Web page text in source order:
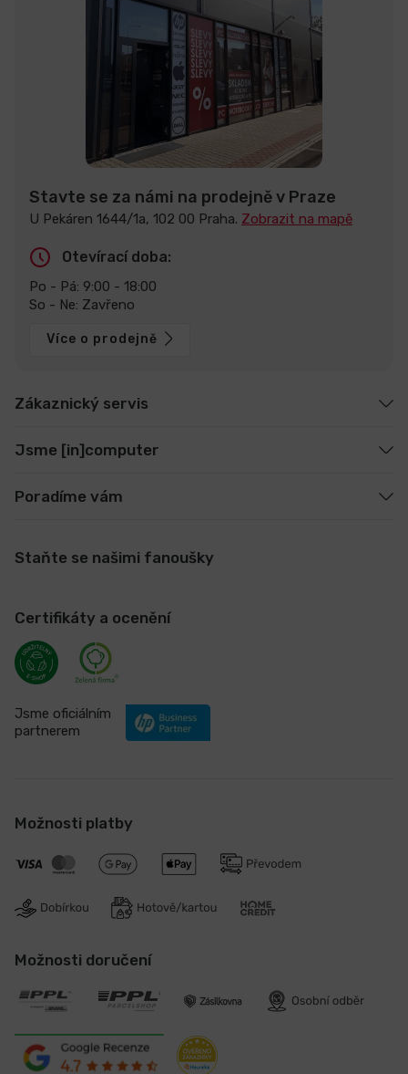
Stavte se za námi na prodejně v Praze
U Pekáren 1644/1a, 102 00 Praha. Zobrazit na mapě
Otevírací doba:
Po - Pá: 9:00 - 18:00
So - Ne: Zavřeno
Více o prodejně
Zákaznický servis
Jsme [in]computer
Poradíme vám
Staňte se našimi fanoušky
Certifikáty a ocenění
Jsme oficiálním
partnerem
Možnosti platby
Možnosti doručení